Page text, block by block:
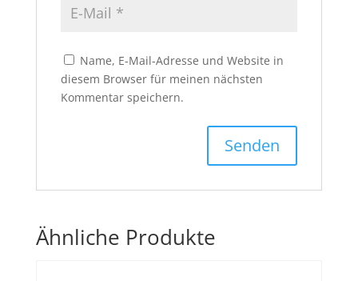
Name, E-Mail-Adresse und Website in
diesem Browser für meinen nächsten
Kommentar speichern.
Ähnliche Produkte